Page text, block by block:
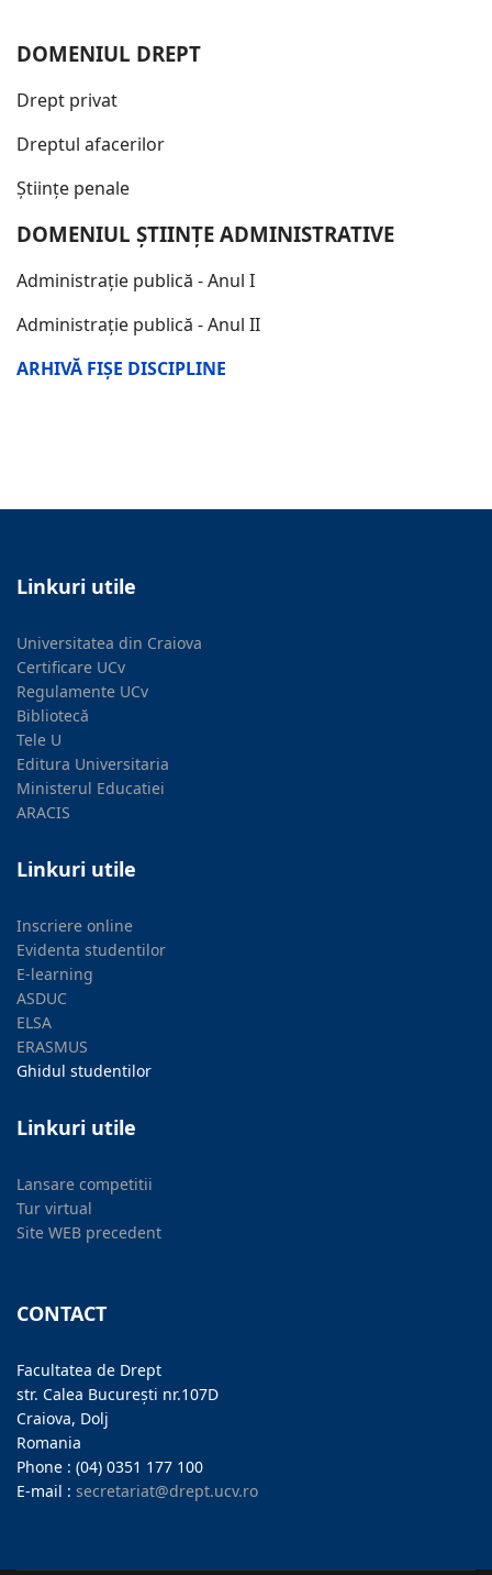
DOMENIUL DREPT
Drept privat
Dreptul afacerilor
Științe penale
DOMENIUL ȘTIINȚE ADMINISTRATIVE
Administrație publică - Anul I
Administrație publică - Anul II
ARHIVĂ FIȘE DISCIPLINE
Linkuri utile
Universitatea din Craiova
Certificare UCv
Regulamente UCv
Bibliotecă
Tele U
Editura Universitaria
Ministerul Educatiei
ARACIS
Linkuri utile
Inscriere online
Evidenta studentilor
E-learning
ASDUC
ELSA
ERASMUS
Ghidul studentilor
Linkuri utile
Lansare competitii
Tur virtual
Site WEB precedent
CONTACT
Facultatea de Drept
str. Calea București nr.107D
Craiova, Dolj
Romania
Phone : (04) 0351 177 100
E-mail : secretariat@drept.ucv.ro